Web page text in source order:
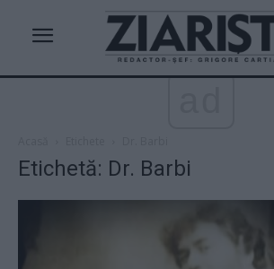
Etichetă: Dr. Barbi